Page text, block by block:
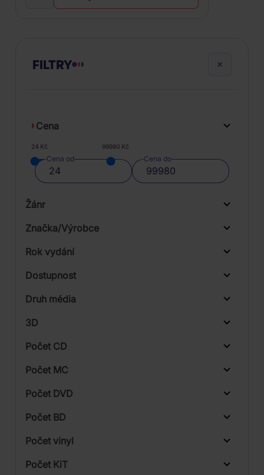
FILTRY
Cena
24 Kč 99980 Kč
Cena od Cena do
Žánr
Značka/Výrobce
Rok vydání
Od
Dostupnost
Druh média
3D
Počet CD
Počet MC
Počet DVD
Počet BD
Počet vinyl
Počet KiT